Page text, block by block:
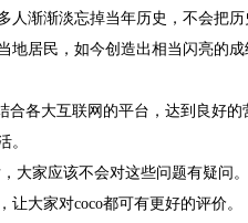
人渐渐淡忘掉当年历史，不会把
地居民，如今创造出相当闪亮的
合各大互联网的平台，达到良好
。
大家应该不会对这些问题有疑
大家对coco都可有更好的评价。